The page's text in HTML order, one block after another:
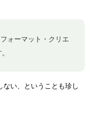
ォーマット・クリエ
ない、ということも珍し